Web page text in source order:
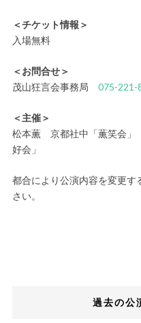
＜チケット情報＞
入場無料
＜お問合せ＞
茂山狂言会事務局 075-221-
＜主催＞
松本薫 京都社中「薫笑会」
好会」
都合により公演内容を変更す
さい。
過去の公